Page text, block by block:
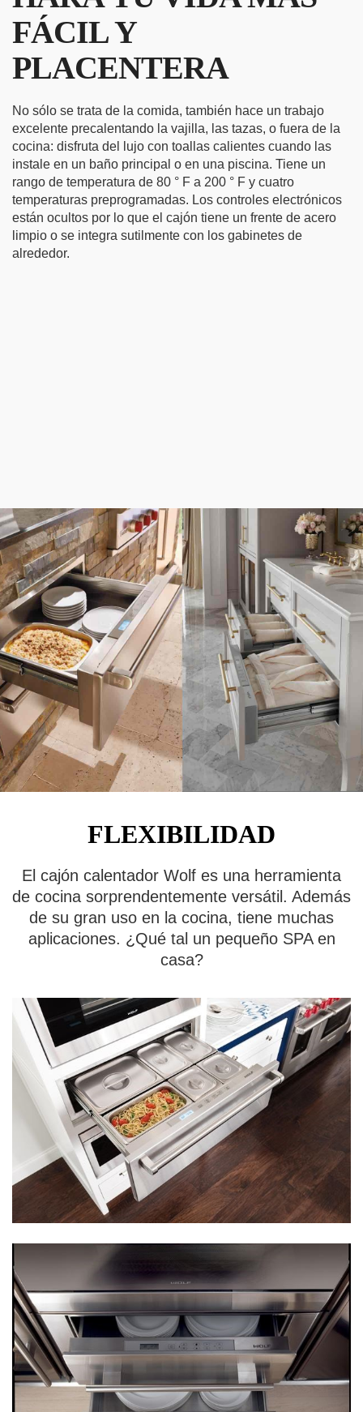
FÁCIL Y
PLACENTERA
No sólo se trata de la comida, también hace un trabajo
excelente precalentando la vajilla, las tazas, o fuera de la
cocina: disfruta del lujo con toallas calientes cuando las
instale en un baño principal o en una piscina. Tiene un
rango de temperatura de 80 ° F a 200 ° F y cuatro
temperaturas preprogramadas. Los controles electrónicos
están ocultos por lo que el cajón tiene un frente de acero
limpio o se integra sutilmente con los gabinetes de
alrededor.
FLEXIBILIDAD
El cajón calentador Wolf es una herramienta
de cocina sorprendentemente versátil. Además
de su gran uso en la cocina, tiene muchas
aplicaciones. ¿Qué tal un pequeño SPA en
casa?